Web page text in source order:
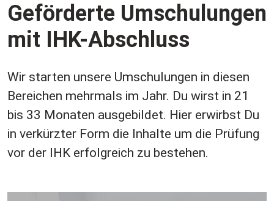
Geförderte Umschulungen
mit IHK-Abschluss
Wir starten unsere Umschulungen in diesen
Bereichen mehrmals im Jahr. Du wirst in 21
bis 33 Monaten ausgebildet. Hier erwirbst Du
in verkürzter Form die Inhalte um die Prüfung
vor der IHK erfolgreich zu bestehen.